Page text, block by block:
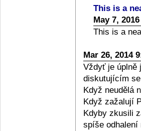
This is a
May 7,
This is a
Mar 26, 2014
Vždyť je úplně
diskutujícím
Když neudělá
Když zažalují
Kdyby zkusili
spíše odhalení